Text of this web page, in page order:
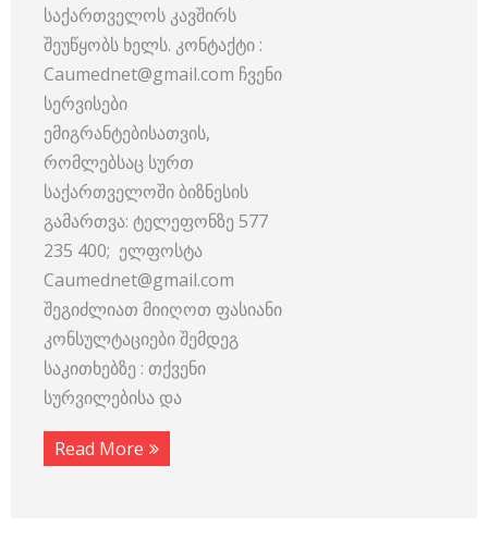
საქართველოს კავშირს
შეუწყობს ხელს. კონტაქტი :
Caumednet@gmail.com ჩვენი
სერვისები
ემიგრანტებისათვის,
რომლებსაც სურთ
საქართველოში ბიზნესის
გამართვა: ტელეფონზე 577
235 400; ელფოსტა
Caumednet@gmail.com
შეგიძლიათ მიიღოთ ფასიანი
კონსულტაციები შემდეგ
საკითხებზე : თქვენი
სურვილებისა და
Read More